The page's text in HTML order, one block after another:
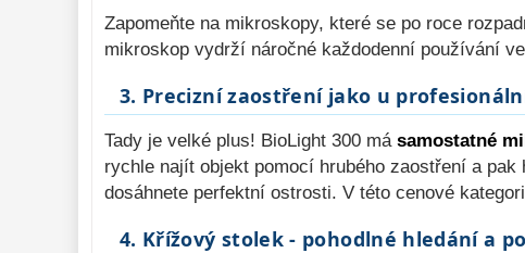
Zapomeňte na mikroskopy, které se po roce
mikroskop vydrží náročné každodenní používání
3. Precizní zaostření jako u
Tady je velké plus! BioLight 300 má samostatné
rychle najít objekt pomocí hrubého zaostření a
dosáhnete perfektní ostrosti. V této cenové
4. Křížový stolek - pohodlné hledání a